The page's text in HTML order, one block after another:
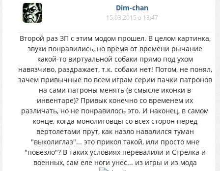
Dim-chan
15.03.2015 в 13:47
Второй раз ЗП с этим модом прошел. В целом картинка,
звуки понравились, но время от времени рычание
какой-то виртуальной собаки прямо под ухом
навязчиво, раздражает, т.к. собаки нет! Потом, не понял,
зачем привычные по всем играм серии пачки патронов
на сами патроны менять (в смысле иконки в
инвентаре)? Привык конечно со временем их
различать, но не понравилось это. И наконец, в самом
конце, когда монолитовцы со всех сторон перед
вертолетами прут, как назло навалился туман
"выколиглаз"... это прикол такой, или просто мне
"повезло"? В таких условиях перевалили и Стрелка и
военных, сам еле ноги унес... из игры и из мода